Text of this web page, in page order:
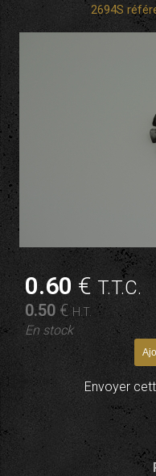
2694S
0.60 €T.T.C.
0.50 €H.T.
En stock
Envoyer